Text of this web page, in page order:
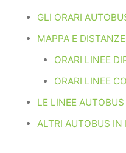
GLI ORARI
MAPPA E
ORARI LINEE
ORARI LINEE
LE LINEE
ALTRI AUTOBUS IN